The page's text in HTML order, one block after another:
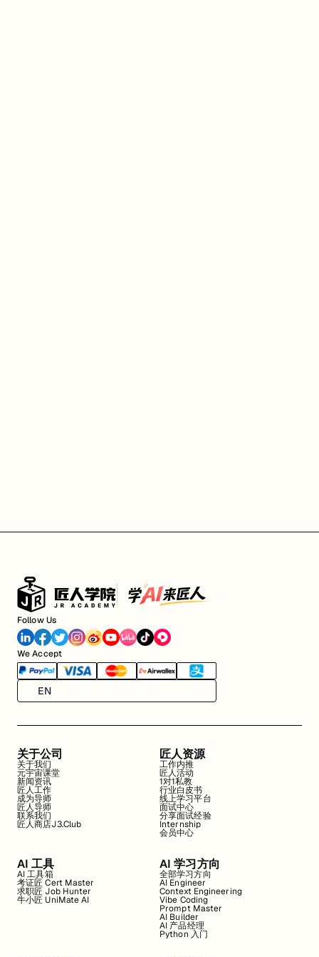
Follow Us
We Accept
EN
关于公司
关于我们
元宇宙课堂
新闻资讯
匠人工作
成为导师
匠人导师
联系我们
匠人商店J3.Club
匠人资源
工作内推
匠人活动
1对1私教
行业白皮书
线上学习平台
面试中心
分享面试经验
Internship
会员中心
AI 工具
AI 工具箱
考证匠 Cert Master
求职匠 Job Hunter
牛小匠 UniMate AI
AI 学习方向
全部学习方向
AI Engineer
Context Engineering
Vibe Coding
Prompt Master
AI Builder
AI 产品经理
Python 入门